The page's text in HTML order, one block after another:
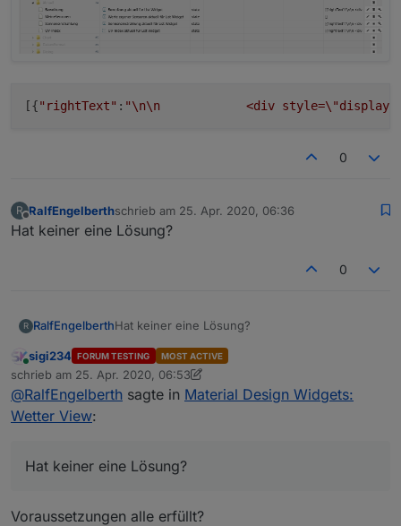
[{"rightText" : "\n\n
            <div style=
\"
0
R
Offline
RalfEngelberthschrieb am 25. Apr. 2020, 06:36
zuletzt editiert von
Hat keiner eine Lösung?
0
R RalfEngelberthHat keiner eine Lösung?
Online
sigi234 FORUM TESTING MOST ACTIVE
schrieb am 25. Apr. 2020, 06:53
zuletzt editiert von sigi234
@RalfEngelberth sagte in Material Design Widgets:
Wetter View:
Hat keiner eine Lösung?
Voraussetzungen alle erfüllt?